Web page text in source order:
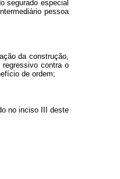
segurado especial
pessoa
da construção,
contra o
de ordem;
no inciso III deste